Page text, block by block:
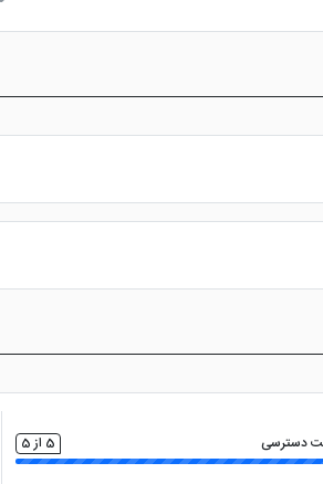
ساعته و ... را دریافت کنید.
توانید پس از پرداخت در درگاه بانکی، رزرو
دسترسی 5 از 5